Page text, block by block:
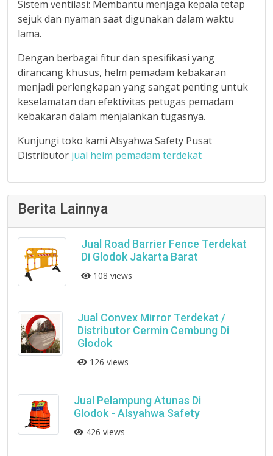
Sistem ventilasi: Membantu menjaga kepala tetap
sejuk dan nyaman saat digunakan dalam waktu
lama.
Dengan berbagai fitur dan spesifikasi yang
dirancang khusus, helm pemadam kebakaran
menjadi perlengkapan yang sangat penting untuk
keselamatan dan efektivitas petugas pemadam
kebakaran dalam menjalankan tugasnya.
Kunjungi toko kami Alsyahwa Safety Pusat
Distributor jual helm pemadam terdekat
Berita Lainnya
Jual Road Barrier Fence Terdekat
Di Glodok Jakarta Barat
108 views
Jual Convex Mirror Terdekat /
Distributor Cermin Cembung Di
Glodok
126 views
Jual Pelampung Atunas Di
Glodok - Alsyahwa Safety
426 views